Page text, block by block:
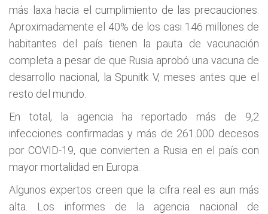
más laxa hacia el cumplimiento de las precauciones.
Aproximadamente el 40% de los casi 146 millones de
habitantes del país tienen la pauta de vacunación
completa a pesar de que Rusia aprobó una vacuna de
desarrollo nacional, la Spunitk V, meses antes que el
resto del mundo.
En total, la agencia ha reportado más de 9,2
infecciones confirmadas y más de 261.000 decesos
por COVID-19, que convierten a Rusia en el país con
mayor mortalidad en Europa.
Algunos expertos creen que la cifra real es aun más
alta. Los informes de la agencia nacional de